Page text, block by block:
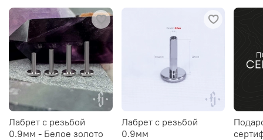
Лабрет с резьбой
0.9мм - Белое золото
Лабрет с резьбой
0.9мм